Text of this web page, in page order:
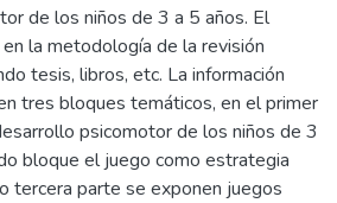
de los niños de 3 a 5 años. El
la metodología de la revisión
tesis, libros, etc. La información
tres bloques temáticos, en el primer
psicomotor de los niños de 3
bloque el juego como estrategia
tercera parte se exponen juegos